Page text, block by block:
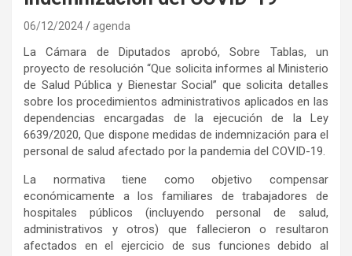
06/12/2024 agenda
La Cámara de Diputados aprobó, Sobre Tablas, un
proyecto de resolución “Que solicita informes al Ministerio
de Salud Pública y Bienestar Social” que solicita detalles
sobre los procedimientos administrativos aplicados en las
dependencias encargadas de la ejecución de la Ley
6639/2020, Que dispone medidas de indemnización para el
personal de salud afectado por la pandemia del COVID-19.
La normativa tiene como objetivo compensar
económicamente a los familiares de trabajadores de
hospitales públicos (incluyendo personal de salud,
administrativos y otros) que fallecieron o resultaron
afectados en el ejercicio de sus funciones debido al